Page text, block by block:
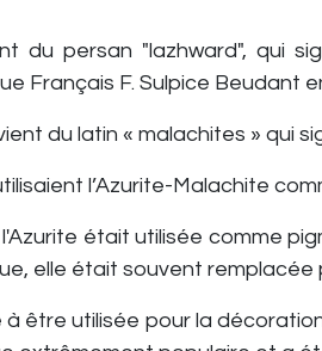
du persan "lazhward", qui
Français F. Sulpice Beudant
du latin « malachites » qui
l’Azurite-Malachite
était utilisée comme
elle était souvent
être utilisée pour la